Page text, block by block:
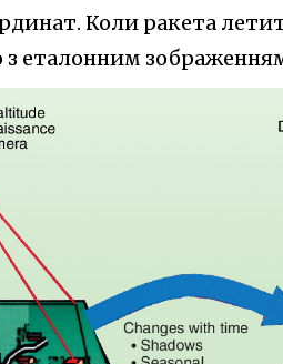
Коли ракета
з еталонним